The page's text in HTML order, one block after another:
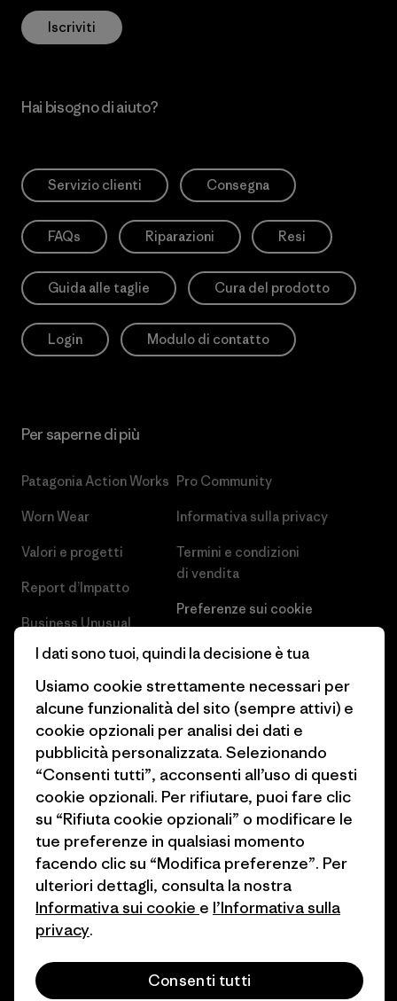
Iscriviti
Hai bisogno di aiuto?
Servizio clienti Consegna
FAQs Riparazioni Resi
Guida alle taglie Cura del prodotto
Login Modulo di contatto
Per saperne di più
Patagonia Action Works
Worn Wear
Valori e progetti
Report d’Impatto
Business Unusual
Obiettivi climatici
1% For The Planet
Come finanziamo
Buoni regalo
Trova un negozio
Pro Community
Informativa sulla privacy
Termini e condizioni
di vendita
Preferenze sui cookie
Lavora con noi
Stampa e media
Industry program
Programma di affiliazione
Patagonia Italia Mappa del sito
© 2026 Patagonia, Inc. All Rights Reserved.
italiano
I dati sono tuoi, quindi la decisione è tua
Usiamo cookie strettamente necessari per
alcune funzionalità del sito (sempre attivi) e
cookie opzionali per analisi dei dati e
pubblicità personalizzata. Selezionando
“Consenti tutti”, acconsenti all’uso di questi
cookie opzionali. Per rifiutare, puoi fare clic
su “Rifiuta cookie opzionali” o modificare le
tue preferenze in qualsiasi momento
facendo clic su “Modifica preferenze”. Per
ulteriori dettagli, consulta la nostra
Informativa sui cookie e l’Informativa sulla
privacy.
Consenti tutti